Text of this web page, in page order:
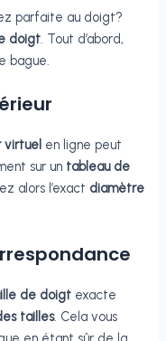
parfaite au doigt?
doigt. Tout d’abord,
bague.
virtuel en ligne peut
sur un tableau de
alors l’exact diamètre
de doigt exacte
tailles. Cela vous